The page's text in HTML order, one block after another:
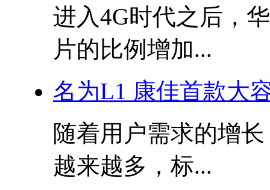
进入4G时代之后，
片的比例增加...
名为L1 康佳首款大
随着用户需求的增
越来越多，标...